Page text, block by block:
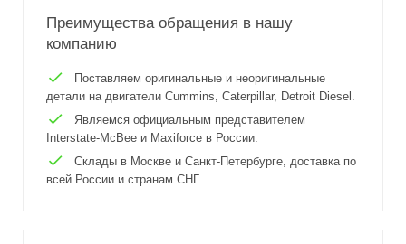
Преимущества обращения в нашу
компанию
Поставляем оригинальные и неоригинальные
детали на двигатели Cummins, Caterpillar, Detroit Diesel.
Являемся официальным представителем
Interstate-McBee и Maxiforce в России.
Склады в Москве и Санкт-Петербурге, доставка по
всей России и странам СНГ.